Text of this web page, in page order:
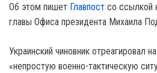
Об этом пишет Главпост со ссылкой
главы Офиса президента Михаила
Украинский чиновник отреагировал
«непростую военно-тактическую